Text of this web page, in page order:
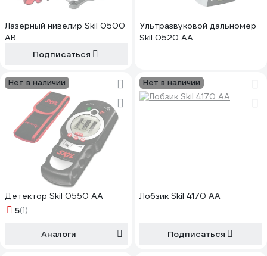
Лазерный нивелир Skil 0500
AB
Подписаться
Ультразвуковой дальномер
Skil 0520 AA
Нет в наличии
Детектор Skil 0550 AA
5(1)
Аналоги
Нет в наличии
Лобзик Skil 4170 AA
Подписаться